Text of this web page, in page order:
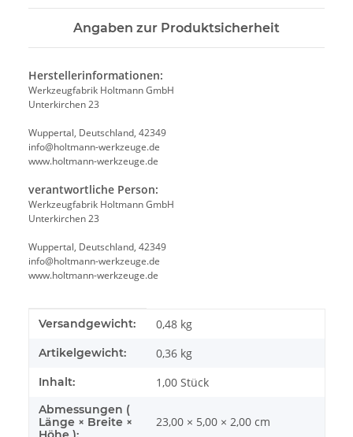
Angaben zur Produktsicherheit
Herstellerinformationen:
Werkzeugfabrik Holtmann GmbH
Unterkirchen 23
Wuppertal, Deutschland, 42349
info@holtmann-werkzeuge.de
www.holtmann-werkzeuge.de
verantwortliche Person:
Werkzeugfabrik Holtmann GmbH
Unterkirchen 23
Wuppertal, Deutschland, 42349
info@holtmann-werkzeuge.de
www.holtmann-werkzeuge.de
Produkteigenschaft
Wert
Versandgewicht: 0,48 kg
Artikelgewicht: 0,36 kg
Inhalt: 1,00 Stück
Abmessungen (
Länge × Breite ×
23,00 × 5,00 × 2,00 cm